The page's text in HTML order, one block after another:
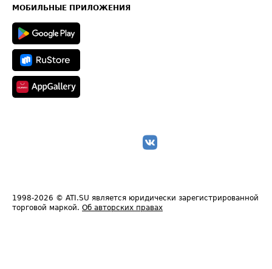
Техническая информация
МОБИЛЬНЫЕ ПРИЛОЖЕНИЯ
1998-2026 © ATI.SU является юридически зарегистрированной
торговой маркой. Об авторских правах